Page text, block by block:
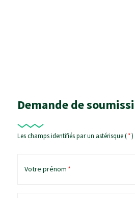
Demande de
Les champs identifiés par un astérisque (*)
Votre prénom *